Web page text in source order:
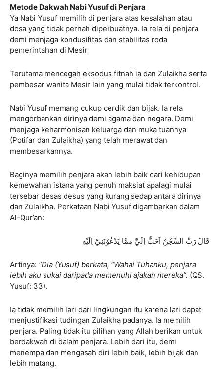
Metode Dakwah Nabi Yusuf di Penjara
Ya Nabi Yusuf memilih di penjara atas kesalahan atau
dosa yang tidak pernah diperbuatnya. Ia rela di penjara
demi menjaga kondusifitas dan stabilitas roda
pemerintahan di Mesir.
Terutama mencegah eksodus fitnah ia dan Zulaikha serta
pembesar wanita Mesir lain yang mulai tidak terkontrol.
Nabi Yusuf memang cukup cerdik dan bijak. Ia rela
mengorbankan dirinya demi agama dan negara. Demi
menjaga keharmonisan keluarga dan muka tuannya
(Potifar dan Zulaikha) yang telah merawat dan
membesarkannya.
Baginya memilih penjara akan lebih baik dari kehidupan
kemewahan istana yang penuh maksiat apalagi mulai
tersebar desas desus yang kurang sedap antara dirinya
dan Zulaikha. Perkataan Nabi Yusuf digambarkan dalam
Al-Qur’an:
قَالَ رَبِّ السِّجْنُ اَحَبُّ اِلَيَّ مِمَّا يَدْعُوْنَنِيْٓ اِلَيْهِ
Artinya: “Dia (Yusuf) berkata, “Wahai Tuhanku, penjara
lebih aku sukai daripada memenuhi ajakan mereka”. (QS.
Yusuf: 33).
Ia tidak memilih lari dari lingkungan itu karena lari dapat
menjustifikasi tudingan Zulaikha padanya. Ia memilih
penjara. Paling tidak itu pilihan yang Allah berikan untuk
berdakwah di dalam penjara. Lebih dari itu, demi
menempa dan mengasah diri lebih baik, lebih bijak dan
lebih matang.